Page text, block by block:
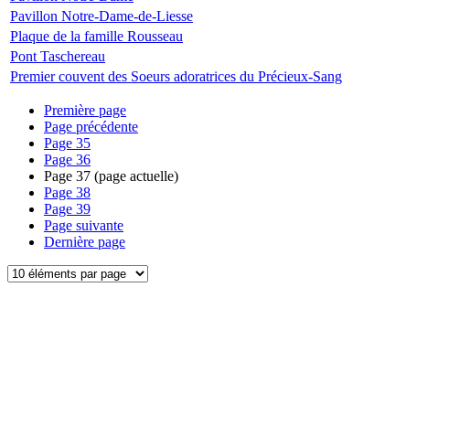
Pavillon Notre-Dame-de-Liesse
Plaque de la famille Rousseau
Pont Taschereau
Premier couvent des Soeurs adoratrices du Précieux-Sang
Première page
Page précédente
Page 35
Page 36
Page 37 (page actuelle)
Page 38
Page 39
Page suivante
Dernière page